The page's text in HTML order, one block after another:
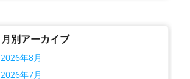
月別アーカイブ
2026年8月
2026年7月